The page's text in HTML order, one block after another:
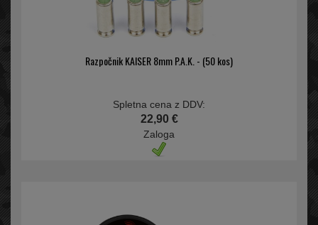
Razpočnik KAISER 8mm P.A.K. - (50 kos)
Spletna cena z DDV:
22,90 €
Zaloga